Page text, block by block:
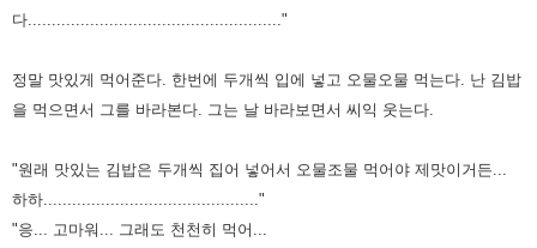
다....................................................."
정말 맛있게 먹어준다. 한번에 두개씩 입에 넣고 오물오물 먹는다. 난 김밥
을 먹으면서 그를 바라본다.
그는 날 바라보면서 씨익 웃는다.
"원래 맛있는 김밥은 두개씩 집어 넣어서 오물조물 먹어야 제맛이거든...
하하............................................."
"응... 고마워... 그래도 천천히 먹어...